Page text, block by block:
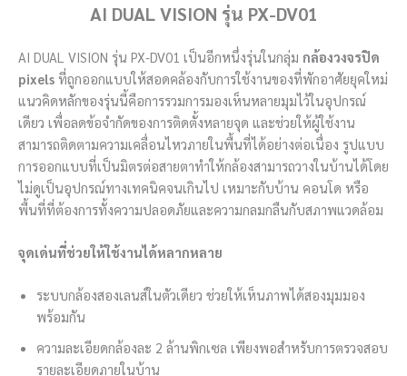
AI DUAL VISION รุ่น PX-DV01
AI DUAL VISION รุ่น PX-DV01 เป็นอีกหนึ่งรุ่นในกลุ่ม กล้องวงจรปิด
pixels ที่ถูกออกแบบให้สอดคล้องกับการใช้งานของที่พักอาศัยยุคใหม่
แนวคิดหลักของรุ่นนี้คือการรวมการมองเห็นหลายมุมไว้ในอุปกรณ์
เดียว เพื่อลดข้อจำกัดของการติดตั้งหลายจุด และช่วยให้ผู้ใช้งาน
สามารถติดตามความเคลื่อนไหวภายในพื้นที่ได้อย่างต่อเนื่อง รูปแบบ
การออกแบบที่เป็นมิตรต่อสายตาทำให้กล้องสามารถวางในบ้านได้โดย
ไม่ดูเป็นอุปกรณ์ทางเทคนิคจนเกินไป เหมาะกับบ้าน คอนโด หรือ
พื้นที่ที่ต้องการทั้งความปลอดภัยและความกลมกลืนกับสภาพแวดล้อม
จุดเด่นที่ช่วยให้ใช้งานได้หลากหลาย
ระบบกล้องสองเลนส์ในตัวเดียว ช่วยให้เห็นภาพได้สองมุมมอง
พร้อมกัน
ความละเอียดกล้องละ 2 ล้านพิกเซล เพียงพอสำหรับการตรวจสอบ
รายละเอียดภายในบ้าน